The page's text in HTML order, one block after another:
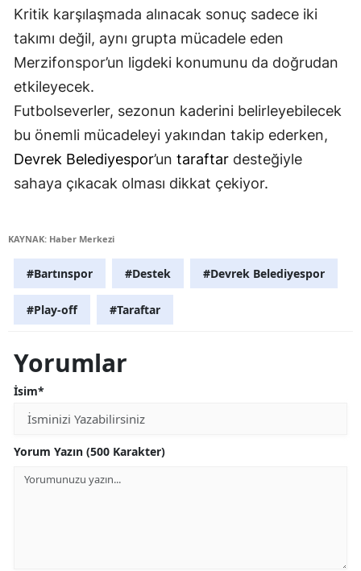
Kritik karşılaşmada alınacak sonuç sadece iki
takımı değil, aynı grupta mücadele eden
Merzifonspor’un ligdeki konumunu da doğrudan
etkileyecek.
Futbolseverler, sezonun kaderini belirleyebilecek
bu önemli mücadeleyi yakından takip ederken,
Devrek Belediyespor’un taraftar desteğiyle
sahaya çıkacak olması dikkat çekiyor.
KAYNAK: Haber Merkezi
#Bartınspor #Destek #Devrek Belediyespor
#Play-off #Taraftar
Yorumlar
İsim*
Yorum Yazın (500 Karakter)